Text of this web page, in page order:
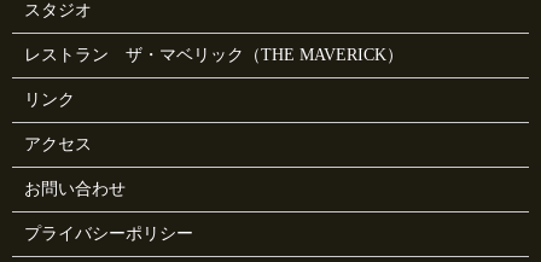
スタジオ
レストラン ザ・マベリック（THE MAVERICK）
リンク
アクセス
お問い合わせ
プライバシーポリシー